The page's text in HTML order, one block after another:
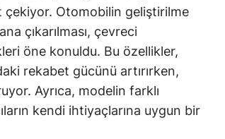
çekiyor. Otomobilin geliştirilme
çıkarılması, çevreci
öne konuldu. Bu özellikler,
rekabet gücünü artırırken,
Ayrıca, modelin farklı
kendi ihtiyaçlarına uygun bir